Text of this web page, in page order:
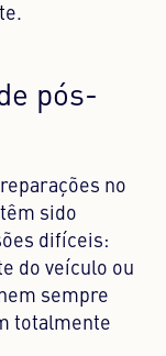
pós-
no
sido
difíceis:
do veículo ou
sempre
totalmente